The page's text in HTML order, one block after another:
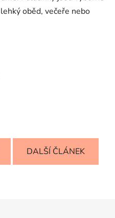
oběd, večeře nebo
DALŠÍ ČLÁNEK